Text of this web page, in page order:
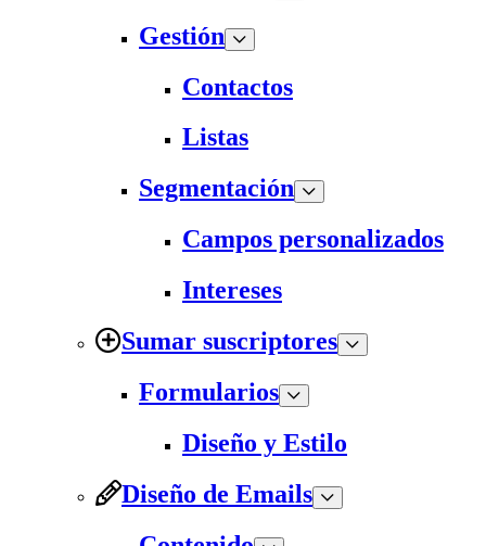
Gestión
Contactos
Listas
Segmentación
Campos personalizados
Intereses
Sumar suscriptores
Formularios
Diseño y Estilo
Diseño de Emails